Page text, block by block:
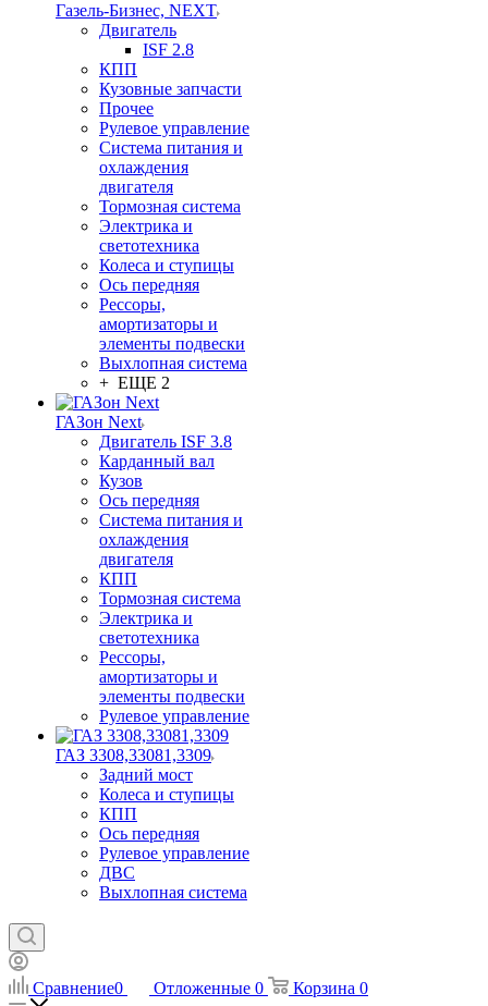
Газель-Бизнес, NEXT
Двигатель
ISF 2.8
КПП
Кузовные запчасти
Прочее
Рулевое управление
Система питания и
охлаждения
двигателя
Тормозная система
Электрика и
светотехника
Колеса и ступицы
Ось передняя
Рессоры,
амортизаторы и
элементы подвески
Выхлопная система
+ ЕЩЕ 2
ГАЗон Next
Двигатель ISF 3.8
Карданный вал
Кузов
Ось передняя
Система питания и
охлаждения
двигателя
КПП
Тормозная система
Электрика и
светотехника
Рессоры,
амортизаторы и
элементы подвески
Рулевое управление
ГАЗ 3308,33081,3309
Задний мост
Колеса и ступицы
КПП
Ось передняя
Рулевое управление
ДВС
Выхлопная система
Сравнение0 Отложенные 0 Корзина 0